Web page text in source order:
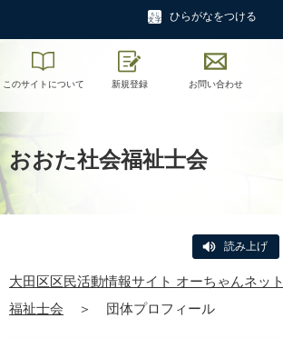
ひらがなをつける
このサイトについて 新規登録 お問い合わせ
おおた社会福祉士会
読み上げ
大田区区民活動情報サイト オーちゃんネット
福祉士会
＞ 団体プロフィール